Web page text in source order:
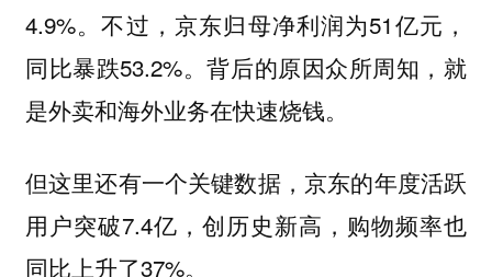
4.9%。不过，京东归母净利润为51亿元，
同比暴跌53.2%。背后的原因众所周知，就
是外卖和海外业务在快速烧钱。
但这里还有一个关键数据，京东的年度活跃
用户突破7.4亿，创历史新高，购物频率也
同比上升了37%。